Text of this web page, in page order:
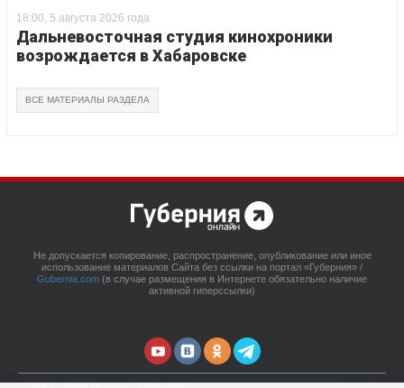
18:00, 5 августа 2026 года
Дальневосточная студия кинохроники
возрождается в Хабаровске
ВСЕ МАТЕРИАЛЫ РАЗДЕЛА
Не допускается копирование, распространение, опубликование или иное
использование материалов Сайта без ссылки на портал «Губерния» /
Gubernia.com (в случае размещения в Интернете обязательно наличие
активной гиперссылки)